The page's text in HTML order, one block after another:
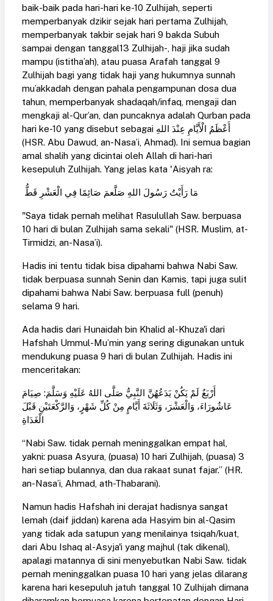
baik-baik pada hari-hari ke-10 Zulhijah, seperti
memperbanyak dzikir sejak hari pertama Zulhijah,
memperbanyak takbir sejak hari 9 bakda Subuh
sampai dengan tanggal13 Zulhijah-, haji jika sudah
mampu (istitha’ah), atau puasa Arafah tanggal 9
Zulhijah bagi yang tidak haji yang hukumnya sunnah
mu’akkadah dengan pahala pengampunan dosa dua
tahun, memperbanyak shadaqah/infaq, mengaji dan
mengkaji al-Qur’an, dan puncaknya adalah Qurban pada
hari ke-10 yang disebut sebagai أَعْظَمُ ‌الْأَيَّامِ ‌عِنْدَ ‌اللهِ
(HSR. Abu Dawud, an-Nasa’i, Ahmad). Ini semua bagian
amal shalih yang dicintai oleh Allah di hari-hari
kesepuluh Zulhijah. Yang jelas kata 'Aisyah ra:
"Saya tidak pernah melihat Rasulullah Saw. berpuasa
10 hari di bulan Zulhijah sama sekali" (HSR. Muslim, at-
Tirmidzi, an-Nasa’i).
Hadis ini tentu tidak bisa dipahami bahwa Nabi Saw.
tidak berpuasa sunnah Senin dan Kamis, tapi juga sulit
dipahami bahwa Nabi Saw. berpuasa full (penuh)
selama 9 hari.
Ada hadis dari Hunaidah bin Khalid al-Khuza'i dari
Hafshah Ummul-Mu’min yang sering digunakan untuk
mendukung puasa 9 hari di bulan Zulhijah. Hadis ini
menceritakan:
أَرْبَعٌ لَمْ يَكُنْ يَدَعُهُنَّ النَّبِيُّ صَلَّى اللهُ عَلَيْهِ وَسَلَّمَ: صِيَامَ
عَاشُورَاءَ، وَالْعَشْرَ، وَثَلَاثَةَ أَيَّامٍ مِنْ كُلِّ شَهْرٍ، وَالرَّكْعَتَيْنِ قَبْلَ
الْغَدَاةِ
“Nabi Saw. tidak pernah meninggalkan empat hal,
yakni: puasa Asyura, (puasa) 10 hari Zulhijah, (puasa) 3
hari setiap bulannya, dan dua rakaat sunat fajar.” (HR.
an-Nasa’i, Ahmad, ath-Thabarani).
Namun hadis Hafshah ini derajat hadisnya sangat
lemah (daif jiddan) karena ada Hasyim bin al-Qasim
yang tidak ada satupun yang menilainya tsiqah/kuat,
dari Abu Ishaq al-Asyja'i yang majhul (tak dikenal),
apalagi matannya di sini menyebutkan Nabi Saw. tidak
pernah meninggalkan puasa 10 hari yang jelas dilarang
karena hari kesepuluh jatuh tanggal 10 Zulhijah dimana